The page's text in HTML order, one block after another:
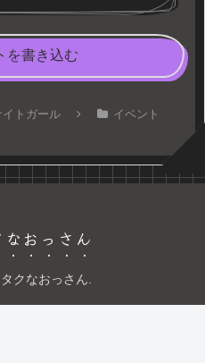
を書き込む
トガール イベント
おっさん
クなおっさん.